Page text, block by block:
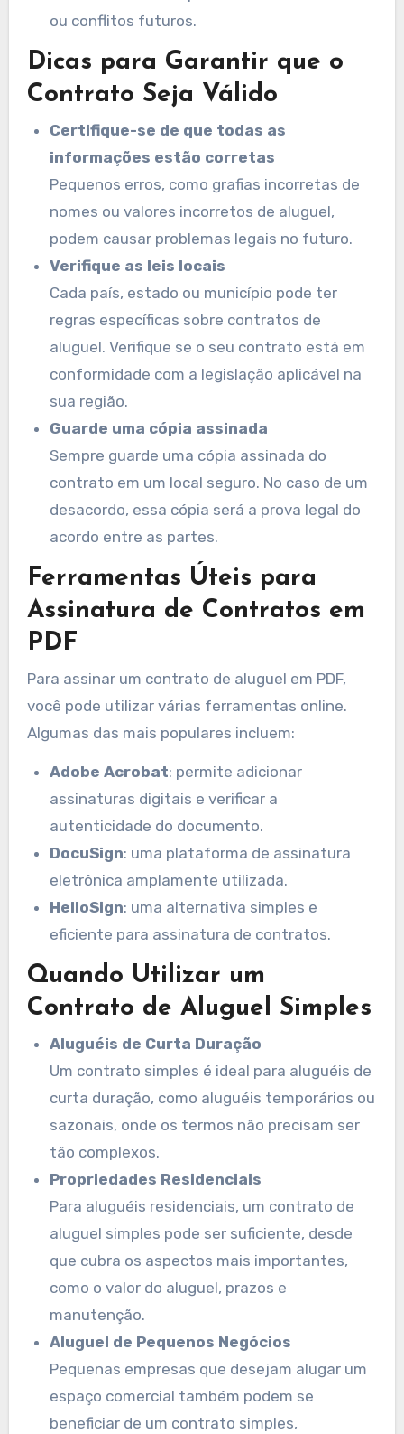
ou conflitos futuros.
Dicas para Garantir que o
Contrato Seja Válido
Certifique-se de que todas as
informações estão corretas
Pequenos erros, como grafias incorretas de
nomes ou valores incorretos de aluguel,
podem causar problemas legais no futuro.
Verifique as leis locais
Cada país, estado ou município pode ter
regras específicas sobre contratos de
aluguel. Verifique se o seu contrato está em
conformidade com a legislação aplicável na
sua região.
Guarde uma cópia assinada
Sempre guarde uma cópia assinada do
contrato em um local seguro. No caso de um
desacordo, essa cópia será a prova legal do
acordo entre as partes.
Ferramentas Úteis para
Assinatura de Contratos em
PDF
Para assinar um contrato de aluguel em PDF,
você pode utilizar várias ferramentas online.
Algumas das mais populares incluem:
Adobe Acrobat: permite adicionar
assinaturas digitais e verificar a
autenticidade do documento.
DocuSign: uma plataforma de assinatura
eletrônica amplamente utilizada.
HelloSign: uma alternativa simples e
eficiente para assinatura de contratos.
Quando Utilizar um
Contrato de Aluguel Simples
Aluguéis de Curta Duração
Um contrato simples é ideal para aluguéis de
curta duração, como aluguéis temporários ou
sazonais, onde os termos não precisam ser
tão complexos.
Propriedades Residenciais
Para aluguéis residenciais, um contrato de
aluguel simples pode ser suficiente, desde
que cubra os aspectos mais importantes,
como o valor do aluguel, prazos e
manutenção.
Aluguel de Pequenos Negócios
Pequenas empresas que desejam alugar um
espaço comercial também podem se
beneficiar de um contrato simples,